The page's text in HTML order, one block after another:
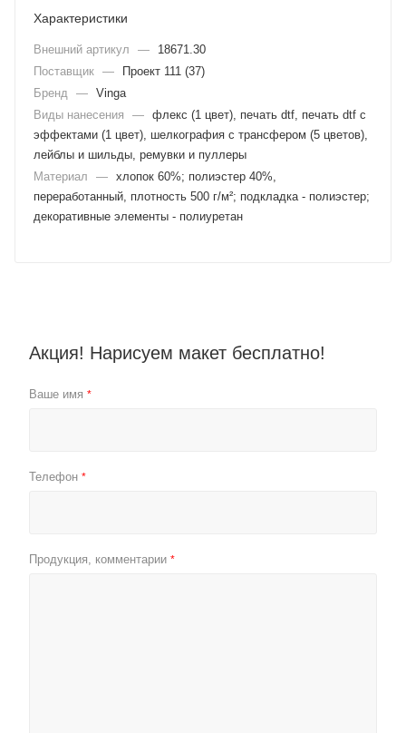
Характеристики
Внешний артикул —
18671.30
Поставщик —
Проект 111 (37)
Бренд
— Vinga
Виды нанесения
— флекс (1 цвет), печать dtf, печать dtf с
эффектами (1 цвет), шелкография с трансфером (5 цветов),
лейблы и шильды, ремувки и пуллеры
Материал
— хлопок 60%; полиэстер 40%,
переработанный, плотность 500 г/м²; подкладка - полиэстер;
декоративные элементы - полиуретан
Акция! Нарисуем макет бесплатно!
Ваше имя *
Телефон *
Продукция, комментарии *